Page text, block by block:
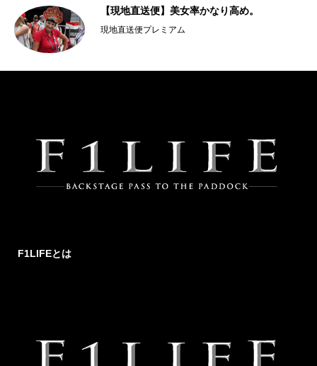
【現地直送便】美女率かなり高め。
現地直送便プレミアム
F1LIFEとは